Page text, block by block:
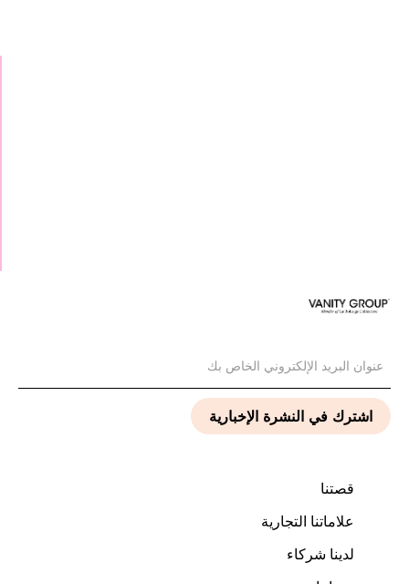
قصتنا
علاماتنا التجارية
لدينا شركاء